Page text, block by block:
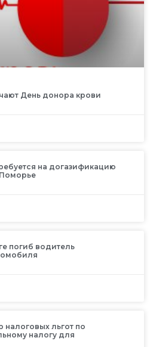
День донора крови
на догазификацию
погиб водитель
налоговых льгот по
налогу для